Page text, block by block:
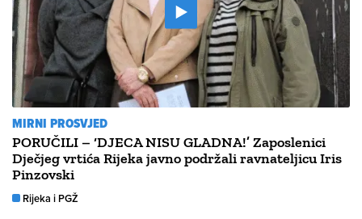
MIRNI PROSVJED
PORUČILI – ‘DJECA NISU GLADNA!’ Zaposlenici
Dječjeg vrtića Rijeka javno podržali ravnateljicu Iris
Pinzovski
Rijeka i PGŽ